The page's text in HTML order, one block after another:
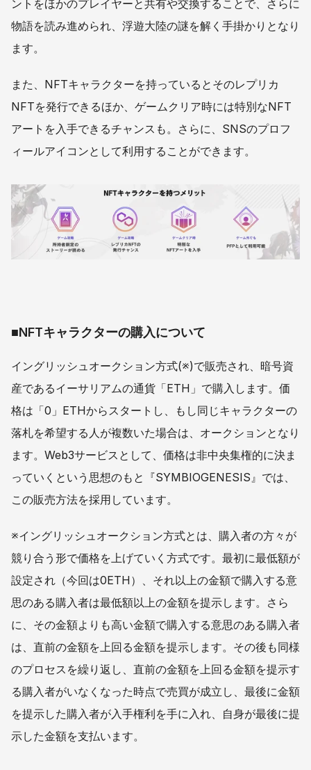
ントをほかのプレイヤーと共有や交換することで、さらに
物語を読み進められ、浮遊大陸の謎を解く手掛かりとなり
ます。
また、NFTキャラクターを持っているとそのレプリカ
NFTを発行できるほか、ゲームクリア時には特別なNFT
アートを入手できるチャンスも。さらに、SNSのプロフ
ィールアイコンとして利用することができます。
■NFTキャラクターの購入について
イングリッシュオークション方式(※)で販売され、暗号資
産であるイーサリアムの通貨「ETH」で購入します。価
格は「0」ETHからスタートし、もし同じキャラクターの
落札を希望する人が複数いた場合は、オークションとなり
ます。Web3サービスとして、価格は非中央集権的に決ま
っていくという思想のもと『SYMBIOGENESIS』では、
この販売方法を採用しています。
※イングリッシュオークション方式とは、購入者の方々が
競り合う形で価格を上げていく方式です。最初に最低額が
設定され（今回は0ETH）、それ以上の金額で購入する意
思のある購入者は最低額以上の金額を提示します。さら
に、その金額よりも高い金額で購入する意思のある購入者
は、直前の金額を上回る金額を提示します。その後も同様
のプロセスを繰り返し、直前の金額を上回る金額を提示す
る購入者がいなくなった時点で売買が成立し、最後に金額
を提示した購入者が入手権利を手に入れ、自身が最後に提
示した金額を支払います。